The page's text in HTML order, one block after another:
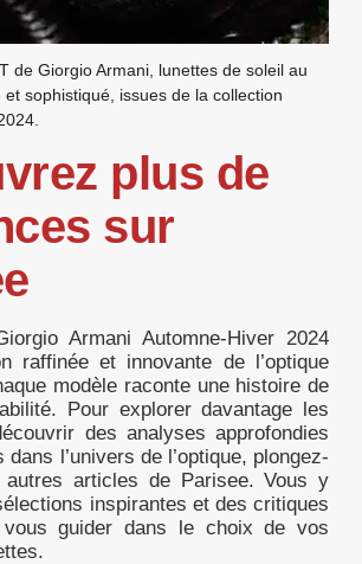
de Giorgio Armani, lunettes de soleil au
sophistiqué, issues de la collection
plus de
sur
Armani Automne-Hiver 2024
raffinée et innovante de l’optique
modèle raconte une histoire de
Pour explorer davantage les
des analyses approfondies
dans l’univers de l’optique, plongez-
articles de Parisee. Vous y
inspirantes et des critiques
guider dans le choix de vos